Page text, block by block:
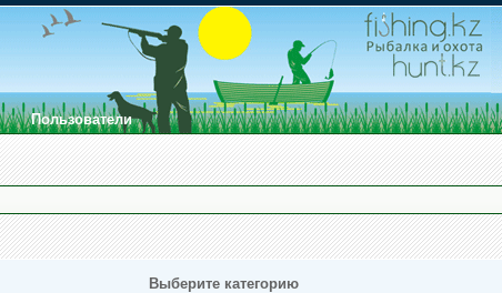
Выберите категорию
Пользователи